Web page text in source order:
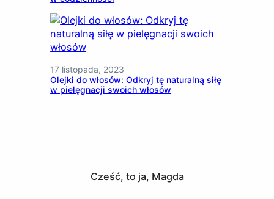
17 listopada, 2023
Olejki do włosów: Odkryj tę naturalną siłę
w pielęgnacji swoich włosów
Cześć, to ja, Magda